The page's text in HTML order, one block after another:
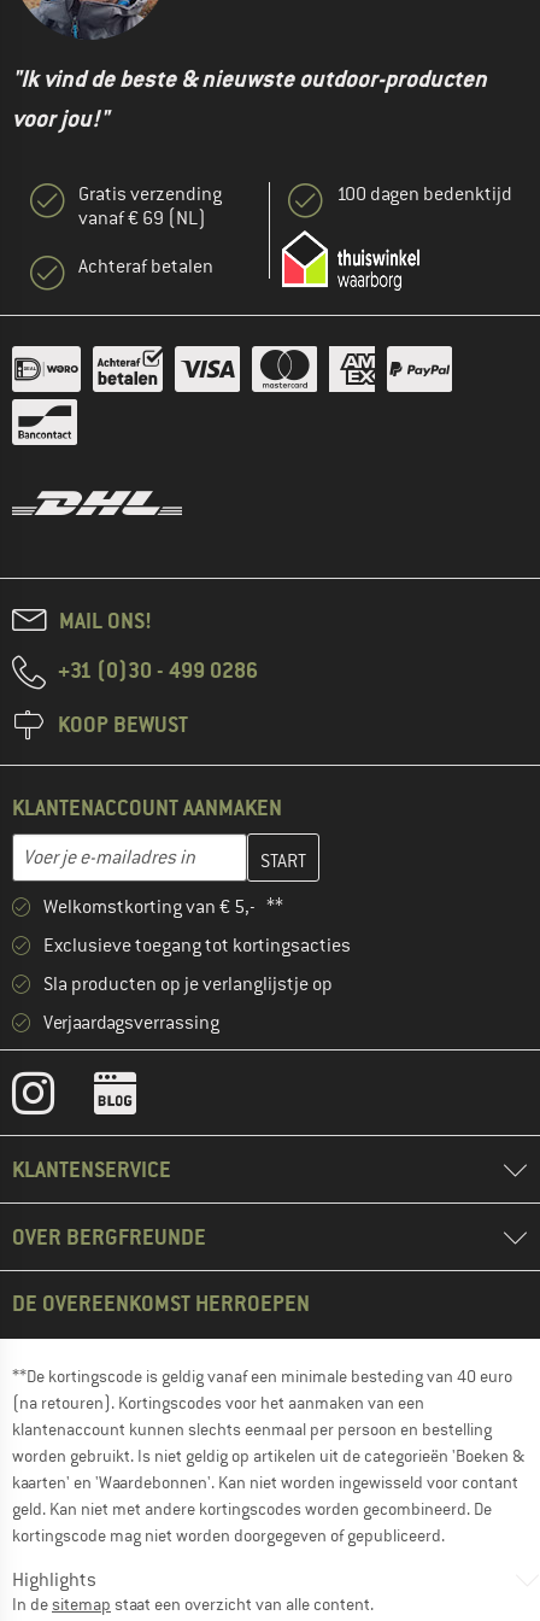
"Ik vind de beste & nieuwste outdoor-producten
voor jou!"
Gratis verzending
vanaf € 69 (NL)
Achteraf betalen
100 dagen bedenktijd
MAIL ONS!
+31 (0)30 - 499 0286
KOOP BEWUST
KLANTENACCOUNT AANMAKEN
E-mailadres
Vul je e-mailadres hier in en maak in de volgende stap je
Welkomstkorting van € 5,- **
Exclusieve toegang tot kortingsacties
Sla producten op je verlanglijstje op
Verjaardagsverrassing
KLANTENSERVICE
OVER BERGFREUNDE
DE OVEREENKOMST HERROEPEN
**De kortingscode is geldig vanaf een minimale besteding van 40 euro
(na retouren). Kortingscodes voor het aanmaken van een
klantenaccount kunnen slechts eenmaal per persoon en bestelling
worden gebruikt. Is niet geldig op artikelen uit de categorieën 'Boeken &
kaarten' en 'Waardebonnen'. Kan niet worden ingewisseld voor contant
geld. Kan niet met andere kortingscodes worden gecombineerd. De
kortingscode mag niet worden doorgegeven of gepubliceerd.
Highlights
In desitemap staat een overzicht van alle content.